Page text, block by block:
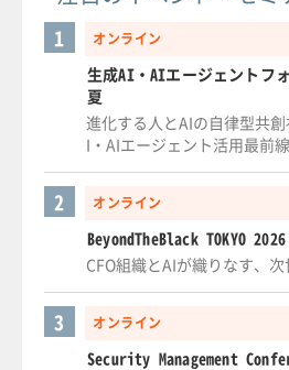
オンライン
1
生成AI・AIエージェントフ
夏
進化する人とAIの自律型共
I・AIエージェント活用最前線
オンライン
2
BeyondTheBlack TOKYO 2026
CFO組織とAIが織りなす、
オンライン
3
Security Management